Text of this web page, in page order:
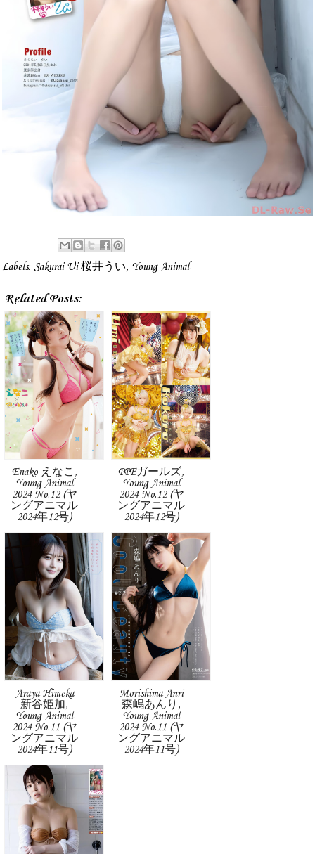
Labels: Sakurai Ui 桜井うい, Young Animal
Related Posts:
Enako えなこ,
Young Animal
2024 No.12 (ヤ
ングアニマル
2024年12号)
PPEガールズ,
Young Animal
2024 No.12 (ヤ
ングアニマル
2024年12号)
Araya Himeka
新谷姫加,
Young Animal
2024 No.11 (ヤ
ングアニマル
2024年11号)
Morishima Anri
森嶋あんり,
Young Animal
2024 No.11 (ヤ
ングアニマル
2024年11号)